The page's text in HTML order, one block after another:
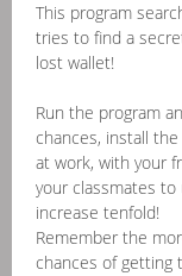
This program
tries to find a
lost wallet!
Run the program
chances, install
at work, with your
your classmates to
increase tenfold!
Remember the
chances of getting